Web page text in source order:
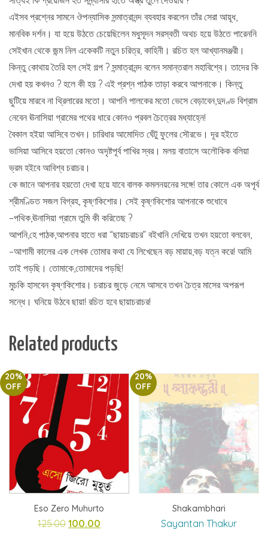
এইসব প্রশ্নের সামনে ঔপন্যাসিক সন্মাত্রানন্দ ব্যবহার করলেন তাঁর সেরা আয়ূধ,
মানবিক দর্শন। যা হয়ে উঠতে চেয়েছিলেন মধুসূদন সরস্বতী অথচ হয়ে উঠতে পারেননি
সেইখান থেকে জন্ম নিল একেকটি নতুন চরিত্র, কাহিনী। রচিত হল আখ্যানমঞ্জরী।
কিন্তু কোথায় তৈরি হল সেই গল্প ? সন্মাত্রানন্দ বলেন সমান্তরাল মহাবিশ্বে। তাদের কি
দেখা হয় কখনও ? হলে কী হয় ? এই প্রশ্ন পাঠক তাড়া করবে আপনাকে। কিন্তু
ছুটিয়ে মারবে না থ্রিলারের মতো। আপনি পালকের মতো ভেসে বেড়াবেন,দুদণ্ড বিশ্রাম
নেবেন ঊনাসিয়া গ্রামের পথের ধারে কোনও প্রবল চৈত্রের মধ্যাহ্নে!
বৈকাল হইয়া আসিবে তখন। চারিধার আমোদিত ঘেঁটু ফুলের সৌরভে। দূর হইতে
ভাসিয়া আসিবে হয়তো কোনও অদৃষ্টপূর্ব পাখির স্বর। মলয় বাতাসে অলৌকিক বলিয়া
ভ্রম হইবে আবিশ্ব চরাচর।
কে জানে আপনার হয়তো দেখা হয়ে যাবে বালক কমলনয়নের সঙ্গে! তার কোলে এক অপূর্ব
শ্রীমণ্ডিত সজল বিগ্রহ, কৃষ্ণকিশোর। সেই কৃষ্ণকিশোর আপনাকে শুধোবে
–পথিক,ঊনাসিয়া গ্রামে তুমি কী করিতেছ ?
আপনি,হে পাঠক,আপনার হাতে ধরা “ছায়াচরাচর” বইখানি দেখিয়ে তখন হয়তো বলবেন,
–আগামী কালের এক লেখক তোমার কথা যে লিখেছেন বড় মায়ায়,বড় যত্ন করে! আমি
তাই পড়ছি। তোমাকে,তোমাদের পড়ছি!
মুচকি হাসবেন কৃষ্ণকিশোর। চরাচর জুড়ে নেমে আসবে তখন চৈত্র মাসের অপরূপ
সন্ধে। ঘনিয়ে উঠবে ছায়া! রচিত হবে ছায়াচরাচর!
Related products
20%
OFF
Eso Zero Muhurto
125.00 Original
100.00
20%
OFF
Shakambhari
Sayantan Thakur